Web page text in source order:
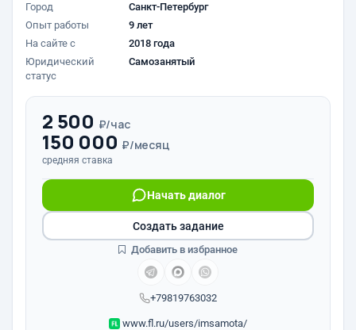
Город
Санкт-Петербург
Опыт работы
9 лет
На сайте с
2018 года
Юридический
статус
Самозанятый
2 500 ₽/час
150 000 ₽/месяц
средняя ставка
+79819763032
Начать диалог
www.fl.ru/users/imsamota/
Создать задание
Добавить в избранное